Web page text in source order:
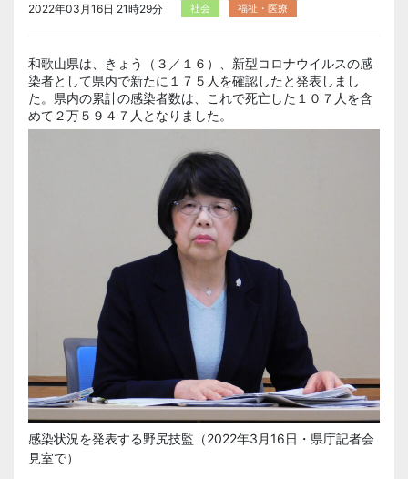
2022年03月16日 21時29分 社会 福祉・医療
和歌山県は、きょう（３／１６）、新型コロナウイルスの感
染者として県内で新たに１７５人を確認したと発表しまし
た。県内の累計の感染者数は、これで死亡した１０７人を含
めて２万５９４７人となりました。
感染状況を発表する野尻技監（2022年3月16日・県庁記者会
見室で）